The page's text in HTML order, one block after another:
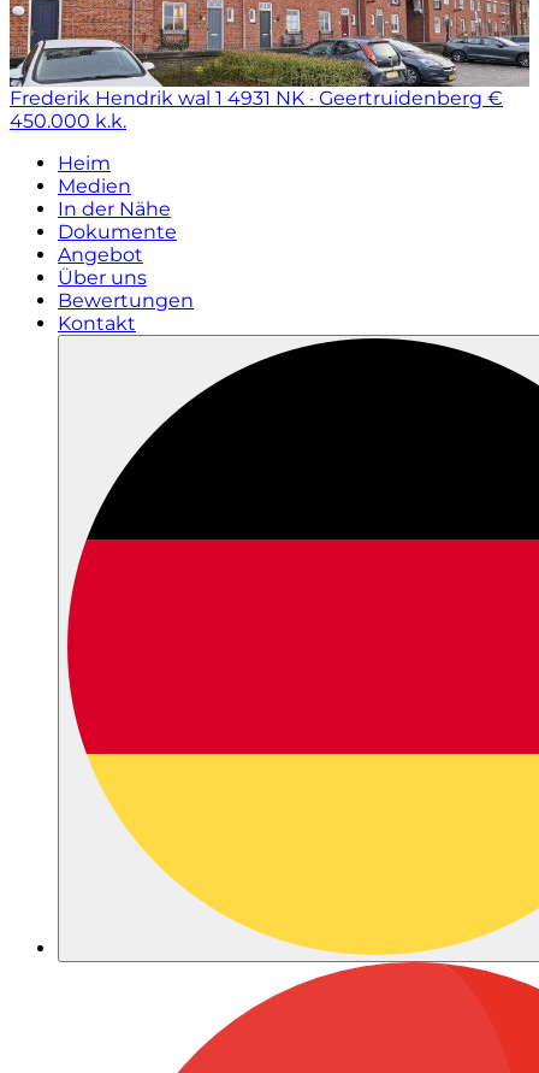
Frederik Hendrik wal 1 4931 NK · Geertruidenberg €
450.000 k.k.
Heim
Medien
In der Nähe
Dokumente
Angebot
Über uns
Bewertungen
Kontakt